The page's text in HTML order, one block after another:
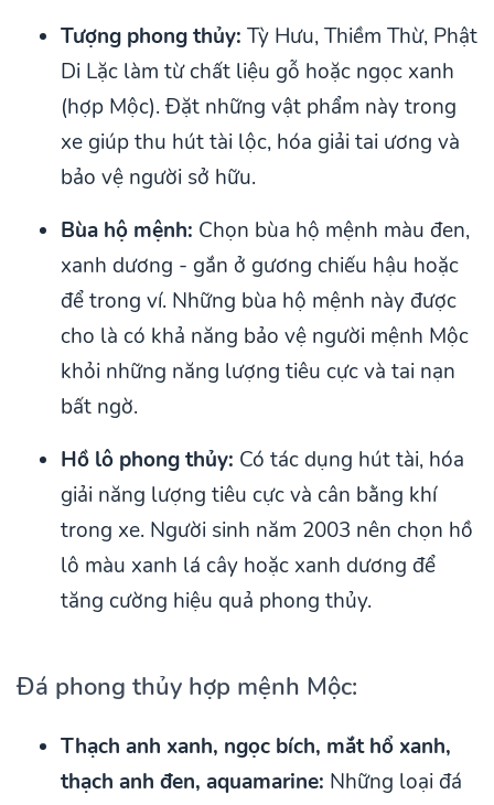
Tượng phong thủy: Tỳ Hưu, Thiềm Thừ, Phật
Di Lặc làm từ chất liệu gỗ hoặc ngọc xanh
(hợp Mộc). Đặt những vật phẩm này trong
xe giúp thu hút tài lộc, hóa giải tai ương và
bảo vệ người sở hữu.
Bùa hộ mệnh: Chọn bùa hộ mệnh màu đen,
xanh dương - gắn ở gương chiếu hậu hoặc
để trong ví. Những bùa hộ mệnh này được
cho là có khả năng bảo vệ người mệnh Mộc
khỏi những năng lượng tiêu cực và tai nạn
bất ngờ.
Hồ lô phong thủy: Có tác dụng hút tài, hóa
giải năng lượng tiêu cực và cân bằng khí
trong xe. Người sinh năm 2003 nên chọn hồ
lô màu xanh lá cây hoặc xanh dương để
tăng cường hiệu quả phong thủy.
Đá phong thủy hợp mệnh Mộc:
Thạch anh xanh, ngọc bích, mắt hổ xanh,
thạch anh đen, aquamarine: Những loại đá